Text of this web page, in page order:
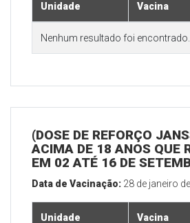
Unidade Vacina
Nenhum resultado foi encontrado.
(DOSE DE REFORÇO
ACIMA DE 18 ANOS QUE
EM 02 ATÉ 16 DE
Data de Vacinação: 28 de janeiro
Unidade Vacina